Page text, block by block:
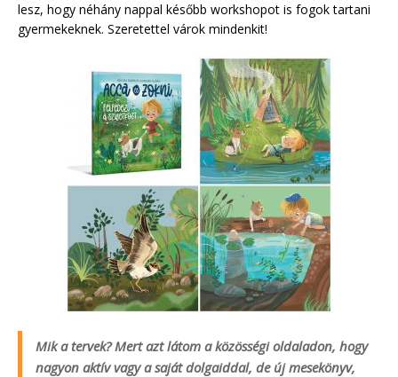
lesz, hogy néhány nappal később workshopot is fogok tartani
gyermekeknek. Szeretettel várok mindenkit!
Mik a tervek? Mert azt látom a közösségi oldaladon, hogy
nagyon aktív vagy a saját dolgaiddal, de új mesekönyv,